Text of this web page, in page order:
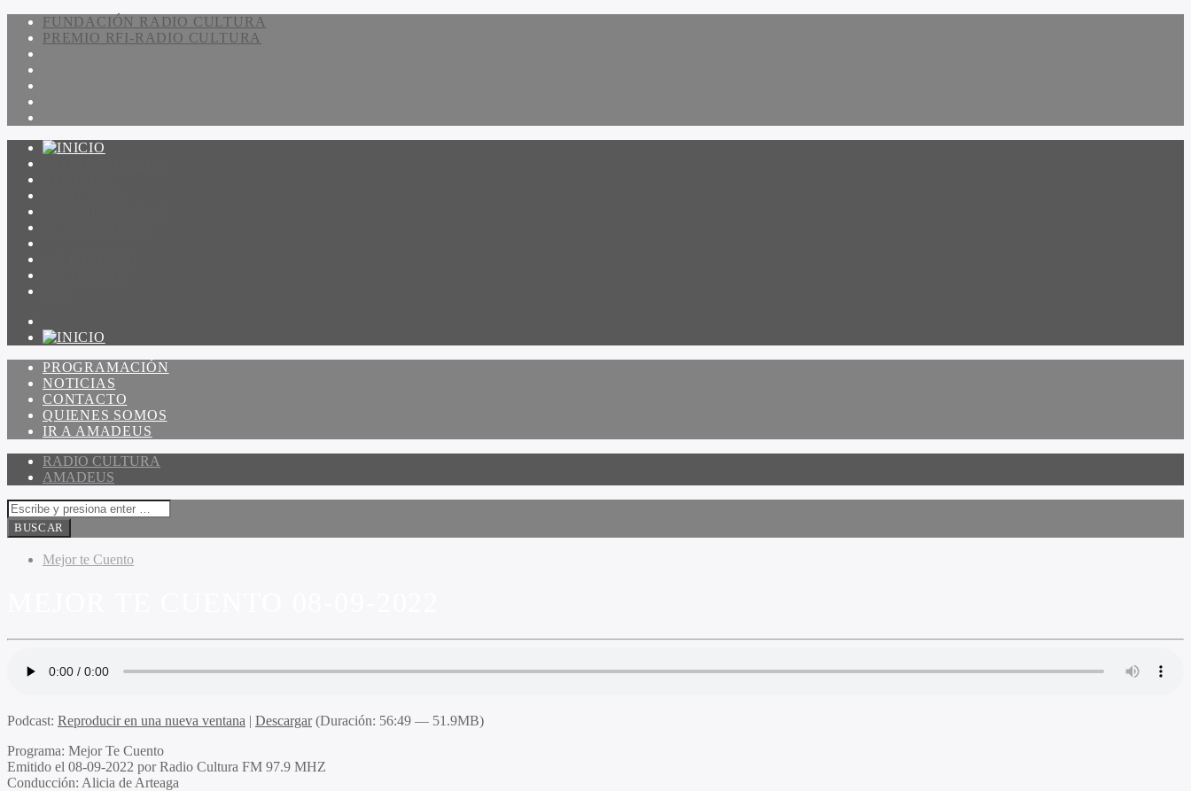
FUNDACIÓN RADIO CULTURA
PREMIO RFI-RADIO CULTURA
PROGRAMACIÓN
NOTICIAS
CONTACTO
QUIENES SOMOS
IR A AMADEUS
RADIO CULTURA
AMADEUS
Mejor te Cuento
Podcast: Reproducir en una nueva ventana | Descargar(Duración: 56:49 — 51.9MB)
Programa: Mejor Te Cuento
Emitido el 08-09-2022 por Radio Cultura FM 97.9 MHZ
Conducción: Alicia de Arteaga